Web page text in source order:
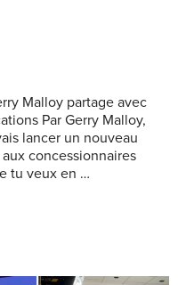
Malloy partage avec
Par Gerry Malloy,
lancer un nouveau
concessionnaires
tu veux en …